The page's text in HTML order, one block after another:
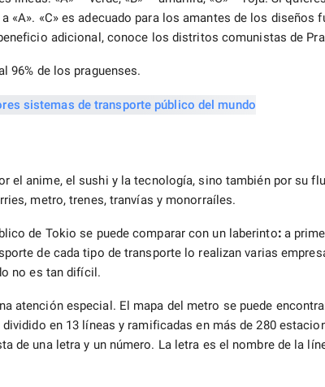
«A». «C» es adecuado para los amantes de los diseños
adicional, conoce los distritos comunistas de
96% de los praguenses.
el anime, el sushi y la tecnología, sino también por su
metro, trenes, tranvías y monorraíles.
de Tokio se puede comparar con un laberinto:a
de cada tipo de transporte lo realizan varias
no es tan difícil.
atención especial. El mapa del metro se puede
en 13 líneas y ramificadas en más de 280
de una letra y un número. La letra es el nombre de la